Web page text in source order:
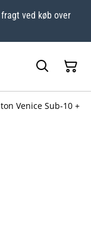
ved køb over
Venice Sub-10 +